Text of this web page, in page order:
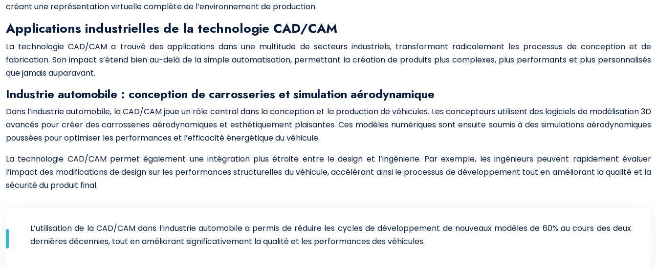
créant une représentation virtuelle complète de l’environnement de production.
Applications industrielles de la technologie CAD/CAM
La technologie CAD/CAM a trouvé des applications dans une multitude de secteurs industriels, transformant radicalement les processus de conception et de
fabrication. Son impact s’étend bien au-delà de la simple automatisation, permettant la création de produits plus complexes, plus performants et plus personnalisés
que jamais auparavant.
Industrie automobile : conception de carrosseries et simulation aérodynamique
Dans l’industrie automobile, la CAD/CAM joue un rôle central dans la conception et la production de véhicules. Les concepteurs utilisent des logiciels de modélisation 3D
avancés pour créer des carrosseries aérodynamiques et esthétiquement plaisantes. Ces modèles numériques sont ensuite soumis à des simulations aérodynamiques
poussées pour optimiser les performances et l’efficacité énergétique du véhicule.
La technologie CAD/CAM permet également une intégration plus étroite entre le design et l’ingénierie. Par exemple, les ingénieurs peuvent rapidement évaluer
l’impact des modifications de design sur les performances structurelles du véhicule, accélérant ainsi le processus de développement tout en améliorant la qualité et la
sécurité du produit final.
L’utilisation de la CAD/CAM dans l’industrie automobile a permis de réduire les cycles de développement de nouveaux modèles de 60% au cours des deux
dernières décennies, tout en améliorant significativement la qualité et les performances des véhicules.